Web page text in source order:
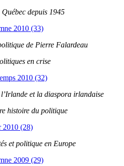
depuis 1945
2010 (33)
de Pierre Falardeau
en crise
2010 (32)
et la diaspora irlandaise
histoire du politique
2010 (28)
et politique en Europe
2009 (29)